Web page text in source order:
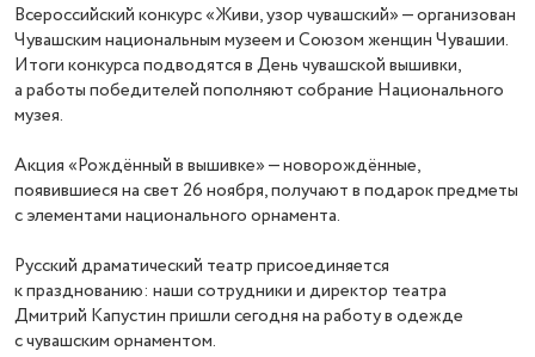
Всероссийский конкурс «Живи, узор чувашский» — организован
Чувашским национальным музеем и Союзом женщин Чувашии.
Итоги конкурса подводятся в День чувашской вышивки,
а работы победителей пополняют собрание Национального
музея.
Акция «Рождённый в вышивке» — новорождённые,
появившиеся на свет 26 ноября, получают в подарок предметы
с элементами национального орнамента.
Русский драматический театр присоединяется
к празднованию: наши сотрудники и директор театра
Дмитрий Капустин пришли сегодня на работу в одежде
с чувашским орнаментом.